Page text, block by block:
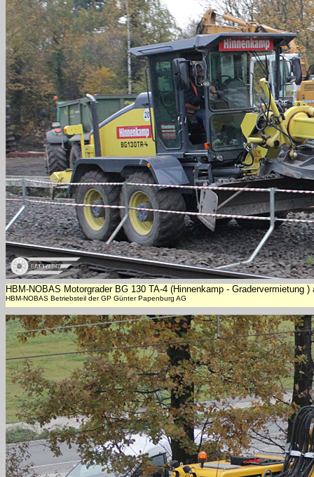
HBM-NOBAS Motorgrader BG 130 TA-4 (Hinnenkamp -
HBM-NOBAS Betriebsteil der GP Günter Papenburg AG